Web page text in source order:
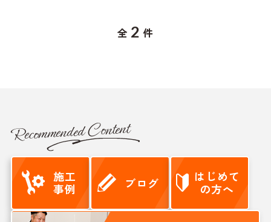
全 2 件
Recommended Content
施工
事例
ブログ
はじめて
の方へ